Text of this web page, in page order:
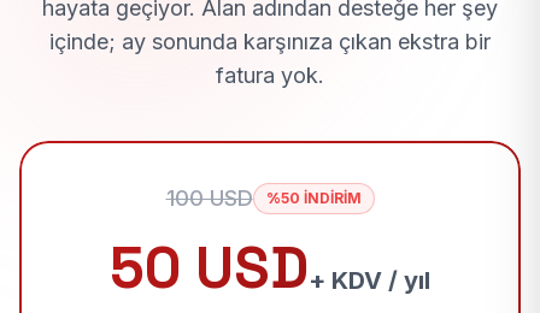
hayata geçiyor. Alan adından desteğe her şey
içinde; ay sonunda karşınıza çıkan ekstra bir
fatura yok.
100 USD %50 İNDİRİM
50 USD+ KDV / yıl